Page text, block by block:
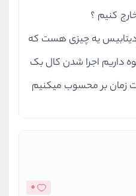
دیتابیس یه چیزی هست که
داریم اجرا شدن کال بک
زمان بر محسوب میکنیم
0